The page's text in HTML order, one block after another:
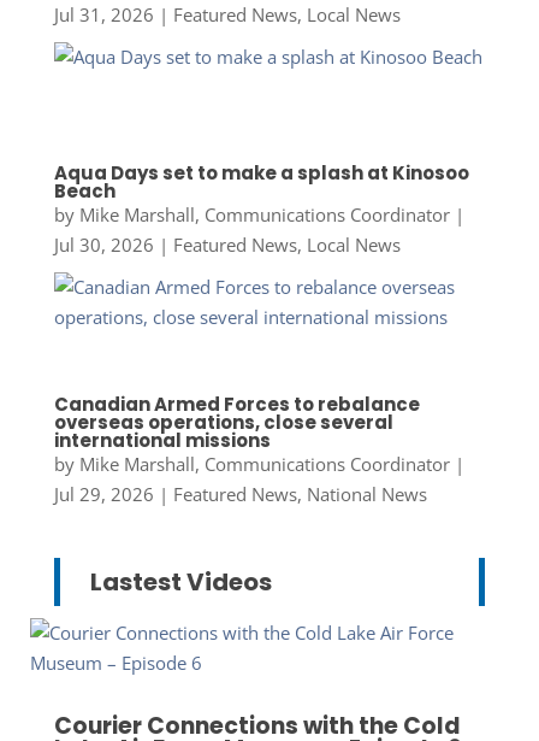
Jul 31, 2026 | Featured News, Local News
Aqua Days set to make a splash at Kinosoo
Beach
by Mike Marshall, Communications Coordinator|
Jul 30, 2026 | Featured News, Local News
Canadian Armed Forces to rebalance
overseas operations, close several
international missions
by Mike Marshall, Communications Coordinator|
Jul 29, 2026 | Featured News, National News
Lastest Videos
Courier Connections with the Cold